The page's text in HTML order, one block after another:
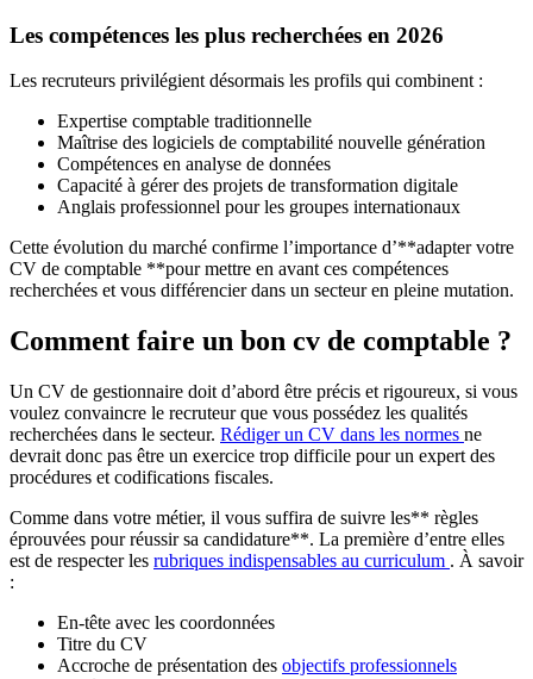
Les compétences les plus recherchées en 2026
Les recruteurs privilégient désormais les profils qui combinent :
Expertise comptable traditionnelle
Maîtrise des logiciels de comptabilité nouvelle génération
Compétences en analyse de données
Capacité à gérer des projets de transformation digitale
Anglais professionnel pour les groupes internationaux
Cette évolution du marché confirme l’importance d’**adapter votre
CV de comptable **pour mettre en avant ces compétences
recherchées et vous différencier dans un secteur en pleine mutation.
Comment faire un bon cv de comptable ?
Un CV de gestionnaire doit d’abord être précis et rigoureux, si vous
voulez convaincre le recruteur que vous possédez les qualités
recherchées dans le secteur. Rédiger un CV dans les normes ne
devrait donc pas être un exercice trop difficile pour un expert des
procédures et codifications fiscales.
Comme dans votre métier, il vous suffira de suivre les** règles
éprouvées pour réussir sa candidature**. La première d’entre elles
est de respecter les rubriques indispensables au curriculum . À savoir
:
En-tête avec les coordonnées
Titre du CV
Accroche de présentation des objectifs professionnels